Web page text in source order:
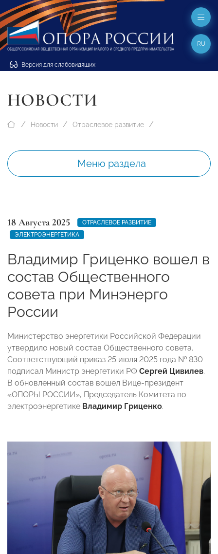
Версия для слабовидящих
RU
НОВОСТИ
Новости Отраслевое развитие
Меню раздела
18 Августа 2025
ОТРАСЛЕВОЕ РАЗВИТИЕ
ЭЛЕКТРОЭНЕРГЕТИКА
Владимир Гриценко вошел в
состав Общественного
совета при Минэнерго
России
Министерство энергетики Российской Федерации
утвердило новый состав Общественного совета.
Соответствующий приказ 25 июля 2025 года № 830
подписал Министр энергетики РФ Сергей Цивилев.
В обновленный состав вошел Вице-президент
«ОПОРЫ РОССИИ», Председатель Комитета по
электроэнергетике Владимир Гриценко.